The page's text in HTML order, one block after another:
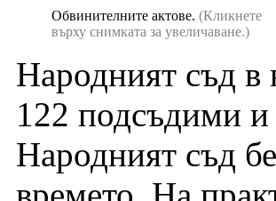
Обвинителните актове. (Кликнете
върху снимката за увеличаване.)
Народният съд в
122 подсъдими и
Народният съд